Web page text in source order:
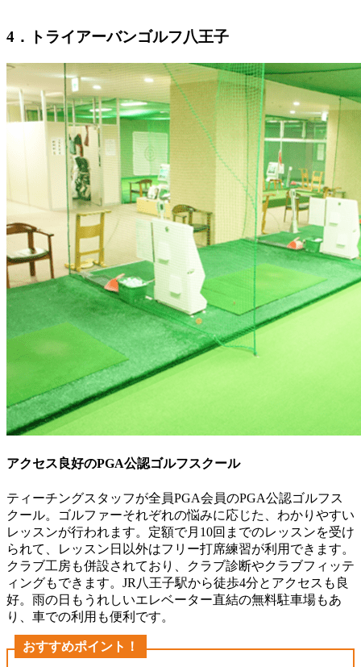
4．トライアーバンゴルフ八王子
アクセス良好のPGA公認ゴルフスクール
ティーチングスタッフが全員PGA会員のPGA公認ゴルフス
クール。ゴルファーそれぞれの悩みに応じた、わかりやすい
レッスンが行われます。定額で月10回までのレッスンを受け
られて、レッスン日以外はフリー打席練習が利用できます。
クラブ工房も併設されており、クラブ診断やクラブフィッテ
ィングもできます。JR八王子駅から徒歩4分とアクセスも良
好。雨の日もうれしいエレベーター直結の無料駐車場もあ
り、車での利用も便利です。
おすすめポイント！